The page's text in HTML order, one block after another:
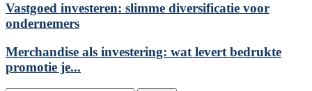
Vastgoed investeren: slimme diversificatie voor
ondernemers
Merchandise als investering: wat levert bedrukte
promotie je...